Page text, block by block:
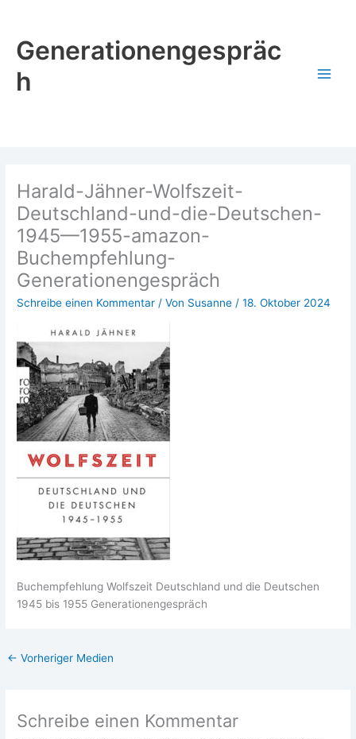
springen
Generationengespräc
h
Harald-Jähner-Wolfszeit-
Deutschland-und-die-Deutschen-
1945—1955-amazon-
Buchempfehlung-
Generationengespräch
Schreibe einen Kommentar / Von Susanne /18. Oktober 2024
Buch­emp­feh­lung Wolfs­zeit Deutsch­land und die Deut­schen
1945 bis 1955 Generationengespräch
← Vorheriger Medien
Schreibe einen Kommentar